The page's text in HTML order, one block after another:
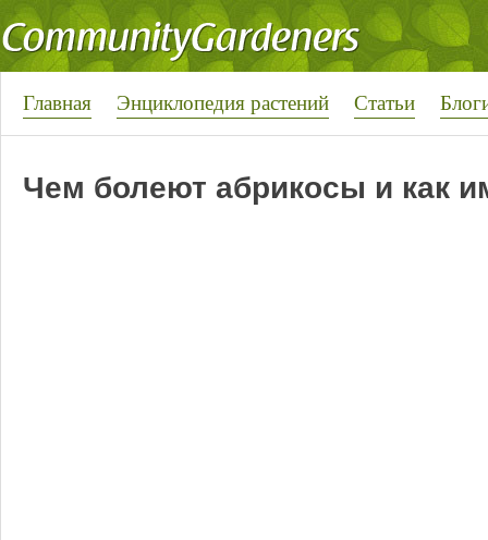
Главная Энциклопедия растений Статьи
Чем болеют абрикосы и как